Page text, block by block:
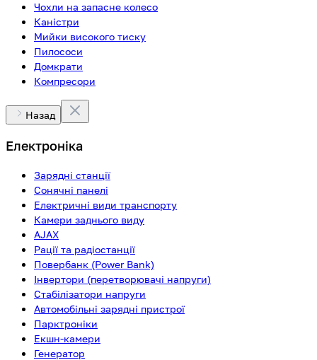
Чохли на запасне колесо
Каністри
Мийки високого тиску
Пилососи
Домкрати
Компресори
Назад
Електроніка
Зарядні станції
Сонячні панелі
Електричні види транспорту
Камери заднього виду
AJAX
Рації та радіостанції
Повербанк (Power Bank)
Інвертори (перетворювачі напруги)
Стабілізатори напруги
Автомобільні зарядні пристрої
Парктроніки
Екшн-камери
Генератор